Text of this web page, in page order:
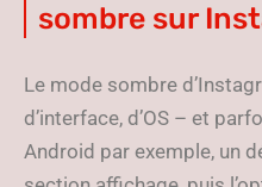
sombre sur
Le mode sombre
d’interface, d’OS – et
Android par exemple, un